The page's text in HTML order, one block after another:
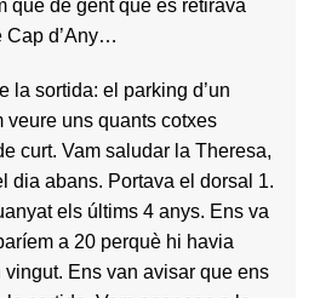
de gent que es retirava
Cap d’Any…
la sortida: el parking d’un
veure uns quants cotxes
curt. Vam saludar la Theresa,
dia abans. Portava el dorsal 1.
els últims 4 anys. Ens va
a 20 perquè hi havia
Ens van avisar que ens